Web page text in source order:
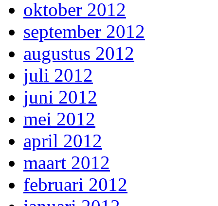
oktober 2012
september 2012
augustus 2012
juli 2012
juni 2012
mei 2012
april 2012
maart 2012
februari 2012